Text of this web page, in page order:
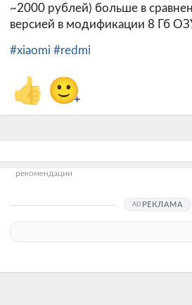
~2000 рублей) больше в
версией в модификации 8 Гб
#xiaomi #redmi
👍 🙂+
рекомендации
РЕКЛАМА